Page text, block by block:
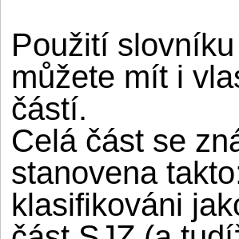
Použití
můžete mít i
částí.
Celá část se
stanovena
klasifikováni